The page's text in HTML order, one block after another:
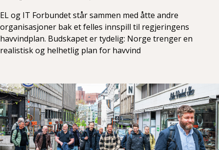
EL og IT Forbundet står sammen med åtte andre
organisasjoner bak et felles innspill til regjeringens
havvindplan. Budskapet er tydelig: Norge trenger en
realistisk og helhetlig plan for havvind